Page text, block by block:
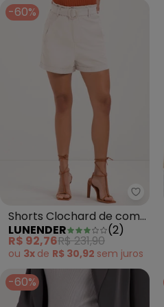
-60%
Shorts Clochard de com
Cinto em Sarja Bege
LUNENDER (2)
R$ 92,76R$ 231,90
ou 3x de R$ 30,92 sem juros
-60%